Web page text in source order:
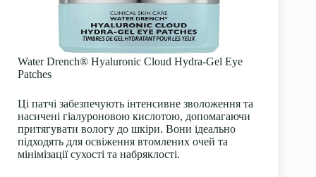
Water Drench® Hyaluronic Cloud Hydra-Gel Eye
Patches
Ці патчі забезпечують інтенсивне зволоження та
насичені гіалуроновою кислотою, допомагаючи
притягувати вологу до шкіри. Вони ідеально
підходять для освіження втомлених очей та
мінімізації сухості та набряклості.